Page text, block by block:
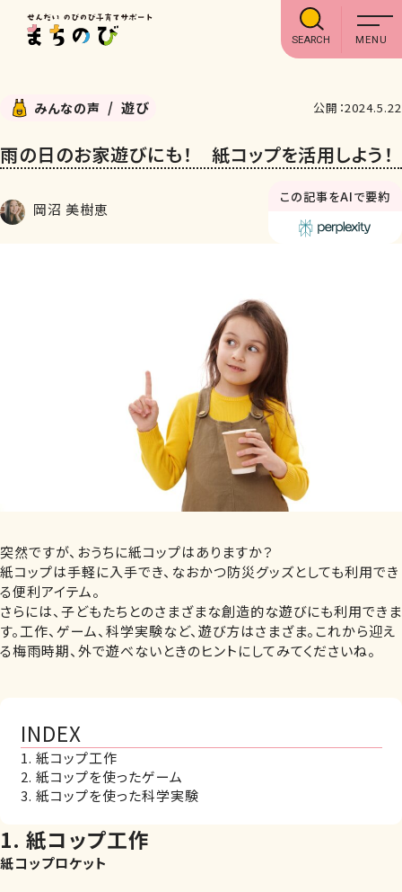
SEARCH
みんなの声 遊び 公開：2024.5.22
雨の日のお家遊びにも！ 紙コップを活用しよう！
岡沼 美樹恵
この記事をAIで要約
突然ですが、おうちに紙コップはありますか？
紙コップは手軽に入手でき、なおかつ防災グッズとしても利用でき
る便利アイテム。
さらには、子どもたちとのさまざまな創造的な遊びにも利用できま
す。工作、ゲーム、科学実験など、遊び方はさまざま。これから迎え
る梅雨時期、外で遊べないときのヒントにしてみてくださいね。
INDEX
1. 紙コップ工作
2. 紙コップを使ったゲーム
3. 紙コップを使った科学実験
1. 紙コップ工作
紙コップロケット